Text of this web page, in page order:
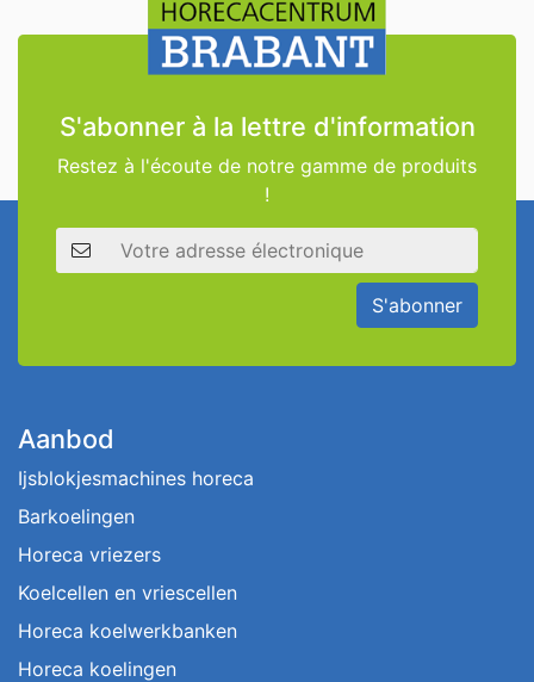
S'abonner à la lettre d'information
Restez à l'écoute de notre gamme de produits
!
Adresse électronique
S'abonner
Aanbod
Ijsblokjesmachines horeca
Barkoelingen
Horeca vriezers
Koelcellen en vriescellen
Horeca koelwerkbanken
Horeca koelingen